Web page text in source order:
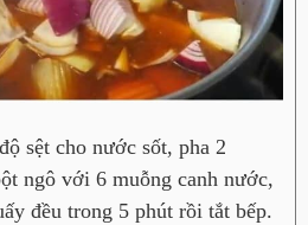
sệt cho nước sốt, pha 2
ngô với 6 muỗng canh nước,
đều trong 5 phút rồi tắt bếp.